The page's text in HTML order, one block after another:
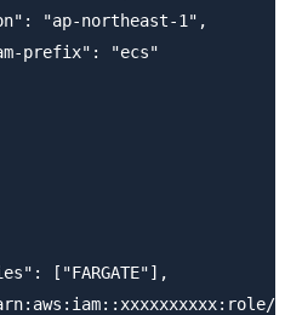
"ap-northeast-1",
prefix": "ecs"
["FARGATE"],